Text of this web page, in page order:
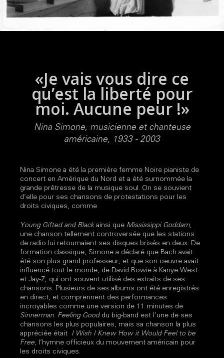
«Je vais vous dire ce
qu’est la liberté pour
moi. Aucune peur !»
Nina Simone, musicienne et chanteuse
américaine, 1933 - 2003
Nina Simone a été la première femme Noire pianiste de
concert en Amérique du Nord et a été surnommée la
grande prêtresse de la musique soul. On se souvient
d’elle pour ses chansons de protestations pour les
droits civiques, comme
Young Gifted and Blackainsi que Mississippi Goddam,
une chanson tellement controversée que les stations
de radio lui retournaient ses disques brisés en deux. De
formation classique, Simone a déclaré que Bach avait
été son plus grand professeur, et que son oeuvre avait
influencé tout le monde, de David Bowie à Kanye West
et Jay-Z, qui ont souvent utilisé des extraits de ses
chansons. Plusieurs de ses albums ont été enregistrés
en direct, et comprennent des performances
incroyables comme une version de 11 minutes de
Sinnerman. Feeling Good du big-band est l’une de ses
chansons les plus populaires, mais sa chanson la plus
appréciée était
I Wish I Knew How it Would Feel to be
Free, l’hymne officieux du mouvement américain pour
les droits civiques.